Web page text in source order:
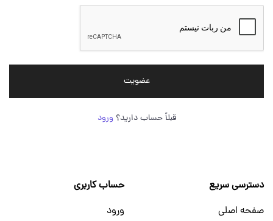
عضویت
قبلاً حساب دارید؟ورود
دسترسی سریع
صفحه اصلی
حساب کاربری
ورود